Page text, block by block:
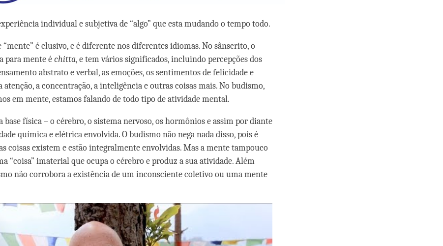
individual e subjetiva de “algo” que esta mudando o tempo todo.
“mente” é elusivo, e é diferente nos diferentes idiomas. No sânscrito, o
para mente échitta, e tem vários significados, incluindo percepções dos
abstrato e verbal, as emoções, os sentimentos de felicidade e
atenção, a concentração, a inteligência e outras coisas mais. No budismo,
em mente, estamos falando de todo tipo de atividade mental.
base física – o cérebro, o sistema nervoso, os hormônios e assim por diante
química e elétrica envolvida. O budismo não nega nada disso, pois é
coisas existem e estão integralmente envolvidas. Mas a mente tampouco
“coisa” imaterial que ocupa o cérebro e produz a sua atividade. Além
não corrobora a existência de um inconsciente coletivo ou uma mente